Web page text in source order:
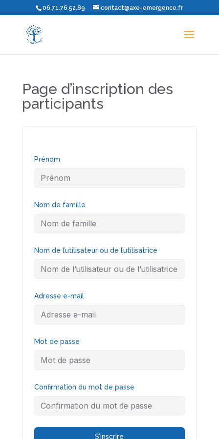
06.71.76.52.89 contact@axe-emergence.fr
Page d’inscription des
participants
Prénom
Nom de famille
Nom de l’utilisateur ou de l’utilisatrice
Adresse e-mail
Mot de passe
Confirmation du mot de passe
S’inscrire